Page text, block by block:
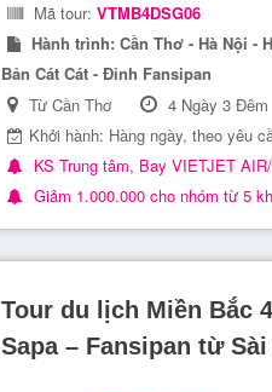
Mã tour: VTMB4DSG06
Hành trình: Cần Thơ - Hà Nội -
Bản Cát Cát - Đỉnh Fansipan
Từ Cần Thơ
4 Ngày 3 Đêm
Khởi hành: Hàng ngày, theo yêu
KS Trung tâm, Bay VIETJET
Giảm 1.000.000 cho nhóm từ 5
Tour du lịch Miền Bắc
Sapa – Fansipan từ Sài